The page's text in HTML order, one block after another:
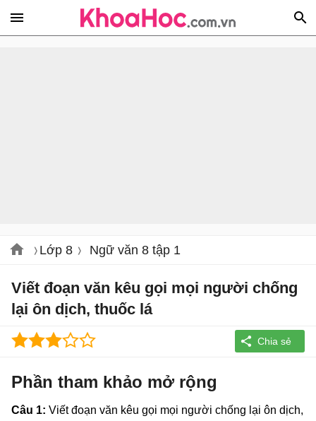
Lớp 8 Ngữ văn 8 tập 1
Viết đoạn văn kêu gọi mọi người chống
lại ôn dịch, thuốc lá
Phần tham khảo mở rộng
Câu 1: Viết đoạn văn kêu gọi mọi người chống lại ôn dịch,